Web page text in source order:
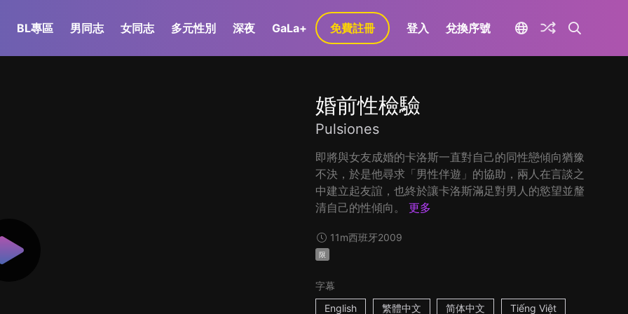
BL專區 男同志 女同志 多元性別 深夜 GaLa+ 免費註冊 登入 兌換序號
婚前性檢驗
Pulsiones
即將與女友成婚的卡洛斯一直對自己的同性戀傾向猶豫
不決，於是他尋求「男性伴遊」的協助，兩人在言談之
中建立起友誼，也終於讓卡洛斯滿足對男人的慾望並釐
清自己的性傾向。
更多
11m西班牙2009
限
字幕
English
繁體中文 简体中文 Tiếng Việt